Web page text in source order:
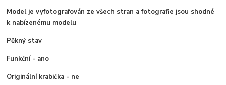
Model je vyfotografován ze všech stran a fotografie jsou shodné
k nabízenému modelu
Pěkný stav
Funkční - ano
Originální krabička - ne